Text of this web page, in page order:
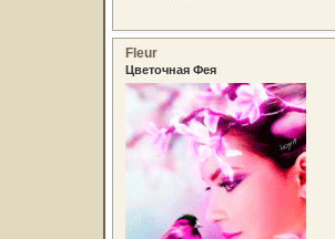
Fleur
Цветочная Фея